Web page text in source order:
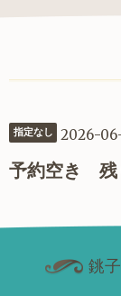
指定なし 2026-
予約空き 残
銚